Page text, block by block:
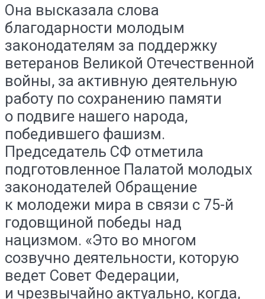
Она высказала слова
благодарности молодым
законодателям за поддержку
ветеранов Великой Отечественной
войны, за активную деятельную
работу по сохранению памяти
о подвиге нашего народа,
победившего фашизм.
Председатель СФ отметила
подготовленное Палатой молодых
законодателей Обращение
к молодежи мира в связи с 75-й
годовщиной победы над
нацизмом. «Это во многом
созвучно деятельности, которую
ведет Совет Федерации,
и чрезвычайно актуально, когда,